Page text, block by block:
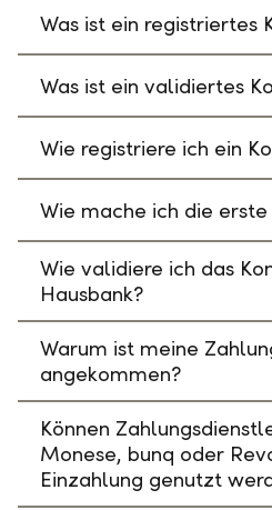
Was ist ein registriertes
Was ist ein validiertes
Wie registriere ich ein
Wie mache ich die erste
Wie validiere ich das
Hausbank?
Warum ist meine
angekommen?
Können
Monese, bunq oder
Einzahlung genutzt